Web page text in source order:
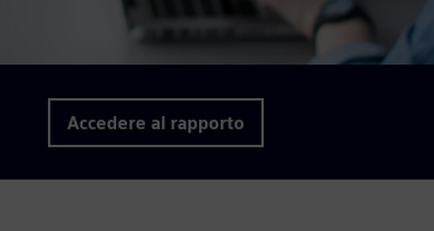
Accedere al rapporto